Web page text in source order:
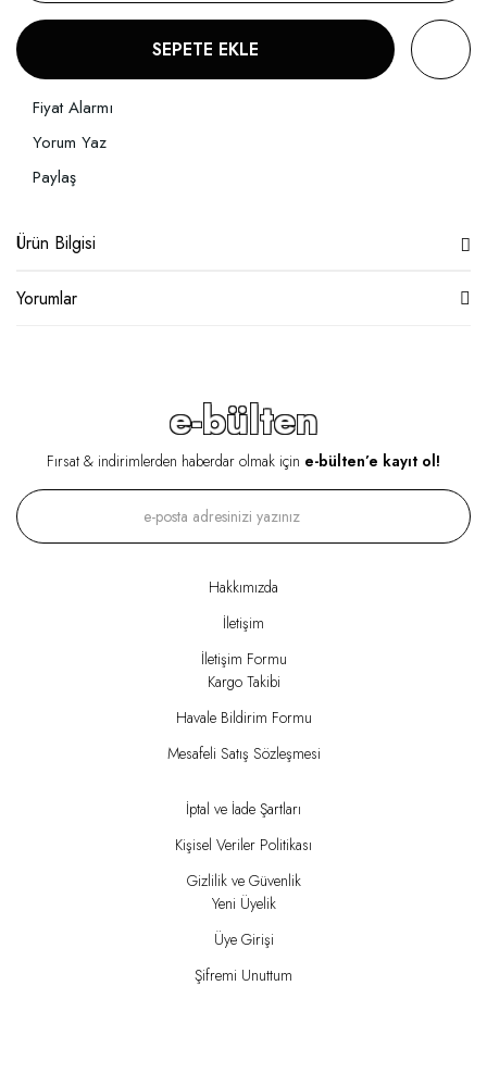
SEPETE EKLE
Fiyat Alarmı
Yorum Yaz
Paylaş
Ürün Bilgisi
Yorumlar
e-bülten
Fırsat & indirimlerden haberdar olmak için e-bülten’e kayıt ol!
Hakkımızda
İletişim
İletişim Formu
Kargo Takibi
Havale Bildirim Formu
Mesafeli Satış Sözleşmesi
İptal ve İade Şartları
Kişisel Veriler Politikası
Gizlilik ve Güvenlik
Yeni Üyelik
Üye Girişi
Şifremi Unuttum